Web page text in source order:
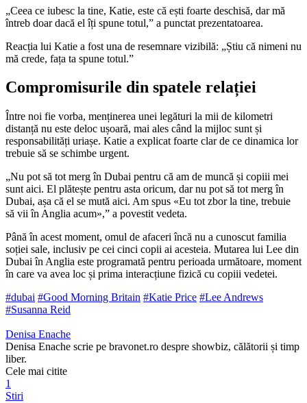
„Ceea ce iubesc la tine, Katie, este că ești foarte deschisă, dar mă
întreb doar dacă el îți spune totul,” a punctat prezentatoarea.
Reacția lui Katie a fost una de resemnare vizibilă: „Știu că nimeni nu
mă crede, fața ta spune totul.”
Compromisurile din spatele relației
Între noi fie vorba, menținerea unei legături la mii de kilometri
distanță nu este deloc ușoară, mai ales când la mijloc sunt și
responsabilități uriașe. Katie a explicat foarte clar de ce dinamica lor
trebuie să se schimbe urgent.
„Nu pot să tot merg în Dubai pentru că am de muncă și copiii mei
sunt aici. El plătește pentru asta oricum, dar nu pot să tot merg în
Dubai, așa că el se mută aici. Am spus «Eu tot zbor la tine, trebuie
să vii în Anglia acum»,” a povestit vedeta.
Până în acest moment, omul de afaceri încă nu a cunoscut familia
soției sale, inclusiv pe cei cinci copii ai acesteia. Mutarea lui Lee din
Dubai în Anglia este programată pentru perioada următoare, moment
în care va avea loc și prima interacțiune fizică cu copiii vedetei.
#dubai #Good Morning Britain #Katie Price #Lee Andrews
#Susanna Reid
Denisa Enache
Denisa Enache scrie pe bravonet.ro despre showbiz, călătorii și timp
liber.
Cele mai citite
1
Stiri